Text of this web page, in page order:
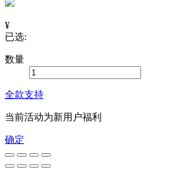
¥
已选:
数量
全款支持
当前活动为新用户福利
确定